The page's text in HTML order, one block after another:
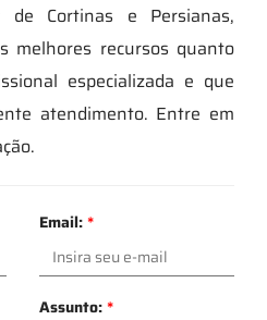
Cortinas e Persianas,
melhores recursos quanto
especializada e que
atendimento. Entre em
Email:*
Assunto:*